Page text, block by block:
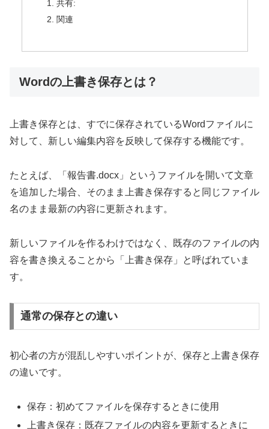
共有:
関連
Wordの上書き保存とは？
上書き保存とは、すでに保存されているWordファイルに
対して、新しい編集内容を反映して保存する機能です。
たとえば、「報告書.docx」というファイルを開いて文章
を追加した場合、そのまま上書き保存すると同じファイル
名のまま最新の内容に更新されます。
新しいファイルを作るわけではなく、既存のファイルの内
容を書き換えることから「上書き保存」と呼ばれていま
す。
通常の保存との違い
初心者の方が混乱しやすいポイントが、保存と上書き保存
の違いです。
保存：初めてファイルを保存するときに使用
上書き保存：既存ファイルの内容を更新するときに